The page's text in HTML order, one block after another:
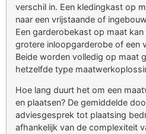
verschil in. Een kledingkast op
naar een vrijstaande of
Een garderobekast op maat
grotere inloopgarderobe of een
Beide worden volledig op maat
hetzelfde type
Hoe lang duurt het om een
en plaatsen? De gemiddelde
adviesgesprek tot plaatsing
afhankelijk van de complexiteit